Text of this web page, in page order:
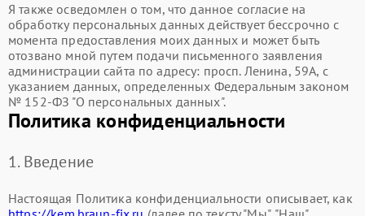
Я также осведомлен о том, что данное согласие на
обработку персональных данных действует бессрочно с
момента предоставления моих данных и может быть
отозвано мной путем подачи письменного заявления
администрации сайта по адресу: просп. Ленина, 59А, с
указанием данных, определенных Федеральным законом
№ 152-ФЗ "О персональных данных".
Политика конфиденциальности
1. Введение
Настоящая Политика конфиденциальности описывает, как